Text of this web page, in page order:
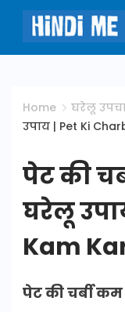
Skip
content
Hindi
Me
Post
Home घरेलू
उपाय | Pet Ki
पेट की
घरेलू
Kam
पेट की चर्बी